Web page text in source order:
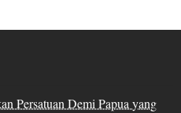
Persatuan Demi Papua yang